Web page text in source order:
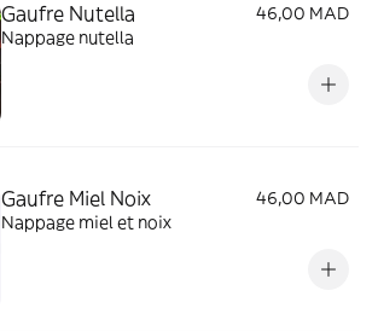
Gaufre Nutella
46,00 MAD
Nappage nutella
Gaufre Miel Noix
46,00 MAD
Nappage miel et noix